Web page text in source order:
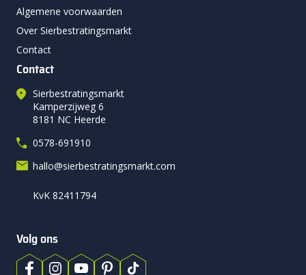
Algemene voorwaarden
Over Sierbestratingsmarkt
Contact
Contact
Sierbestratingsmarkt
Kamperzijweg 6
8181 NC Heerde
0578-691910
hallo@sierbestratingsmarkt.com
KvK 82411794
Volg ons